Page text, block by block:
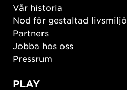
Vår historia
Nod för gestaltad livsmiljö
Partners
Jobba hos oss
Pressrum
PLAY